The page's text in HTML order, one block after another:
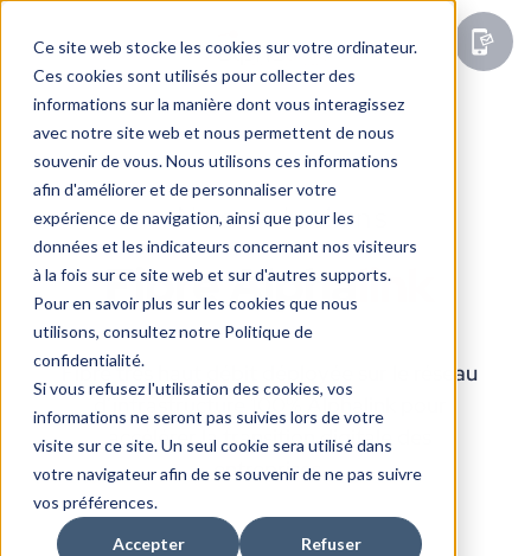
Ce site web stocke les cookies sur votre ordinateur.
Ces cookies sont utilisés pour collecter des
informations sur la manière dont vous interagissez
avec notre site web et nous permettent de nous
souvenir de vous. Nous utilisons ces informations
afin d'améliorer et de personnaliser votre
expérience de navigation, ainsi que pour les
données et les indicateurs concernant nos visiteurs
à la fois sur ce site web et sur d'autres supports.
Pour en savoir plus sur les cookies que nous
utilisons, consultez notre Politique de
confidentialité.
Si vous refusez l'utilisation des cookies, vos
informations ne seront pas suivies lors de votre
visite sur ce site. Un seul cookie sera utilisé dans
votre navigateur afin de se souvenir de ne pas suivre
vos préférences.
Accepter Refuser
Nos solutions
Fibre Alphalink
Fibre très haut débit déployée sur le réseau
d’infrastructure 100% Alphalink pour
accélérer la transition digitale des
entreprises.